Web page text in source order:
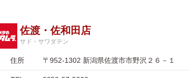
佐渡・佐和田店
サド・サワダテン
住所 〒952-1302 新潟県佐渡市市野沢２６－１